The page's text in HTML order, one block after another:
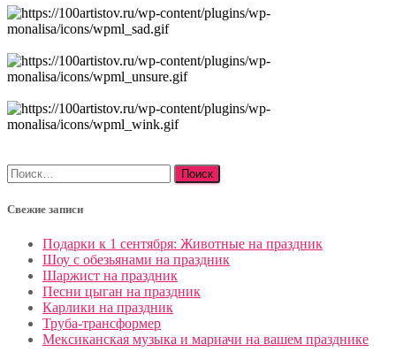
Найти:
Свежие записи
Подарки к 1 сентября: Животные на праздник
Шоу с обезьянами на праздник
Шаржист на праздник
Песни цыган на праздник
Карлики на праздник
Труба-трансформер
Мексиканская музыка и мариачи на вашем празднике